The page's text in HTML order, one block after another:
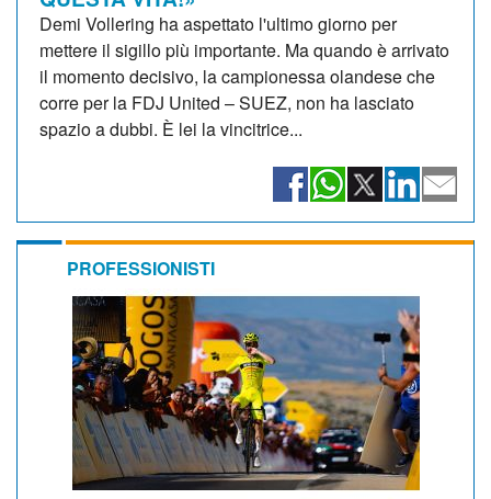
Demi Vollering ha aspettato l'ultimo giorno per
mettere il sigillo più importante. Ma quando è arrivato
il momento decisivo, la campionessa olandese che
corre per la FDJ United – SUEZ, non ha lasciato
spazio a dubbi. È lei la vincitrice...
PROFESSIONISTI